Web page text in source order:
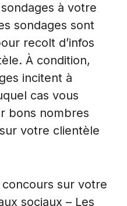
à votre
sondages sont
recolt d’infos
À condition,
incitent à
cas vous
bons nombres
votre clientèle
sur votre
sociaux – Les